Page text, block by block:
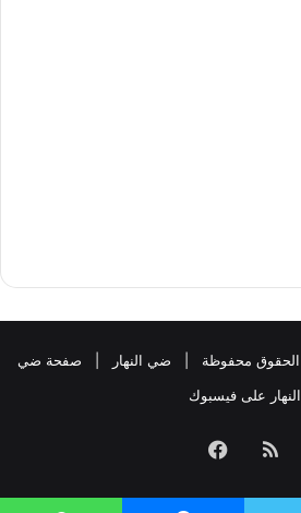
ضي النهار
صفحة ضي
النهار على فيسبوك
ملخص
الموقع
فيسبوك